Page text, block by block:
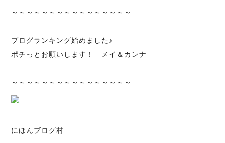
～～～～～～～～～～～～～～～～
ブログランキング始めました♪
ポチっとお願いします！ メイ＆カンナ
～～～～～～～～～～～～～～～～
にほんブログ村